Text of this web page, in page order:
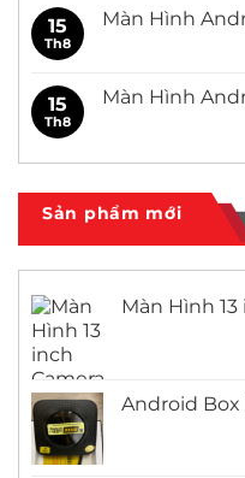
Toyota
Fortuner
luận
ở
Honda
Civic
15
Th8
Màn Hình
luận
ở
Honda
15
Th8
Màn Hình
luận
Màn
Hình
Outlander
Sản phẩm mới
Màn Hình
Android Box